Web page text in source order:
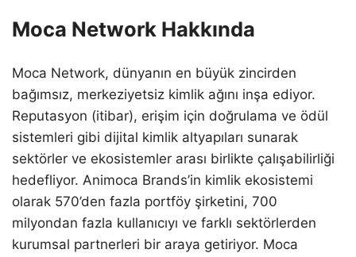
Moca Network Hakkında
Moca Network, dünyanın en büyük zincirden
bağımsız, merkeziyetsiz kimlik ağını inşa ediyor.
Reputasyon (itibar), erişim için doğrulama ve ödül
sistemleri gibi dijital kimlik altyapıları sunarak
sektörler ve ekosistemler arası birlikte çalışabilirliği
hedefliyor. Animoca Brands’in kimlik ekosistemi
olarak 570’den fazla portföy şirketini, 700
milyondan fazla kullanıcıyı ve farklı sektörlerden
kurumsal partnerleri bir araya getiriyor. Moca